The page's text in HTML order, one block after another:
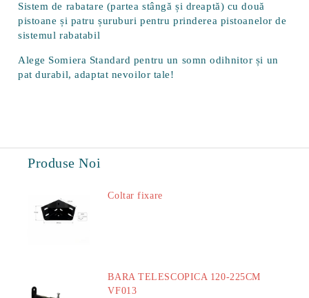
Sistem de rabatare (partea stângă și dreaptă) cu două
pistoane și patru șuruburi pentru prinderea pistoanelor de
sistemul rabatabil
Alege Somiera Standard pentru un somn odihnitor și un
pat durabil, adaptat nevoilor tale!
Produse Noi
Coltar fixare
BARA TELESCOPICA 120-225CM
VF013